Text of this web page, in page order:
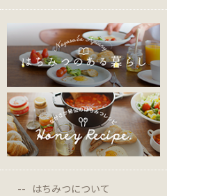
はちみつについて